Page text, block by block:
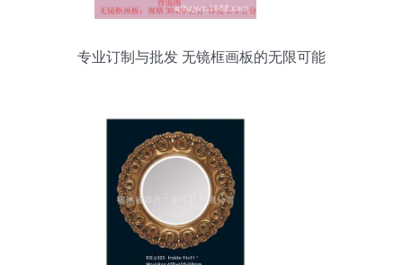
专业订制与批发 无镜框画板的无限可能